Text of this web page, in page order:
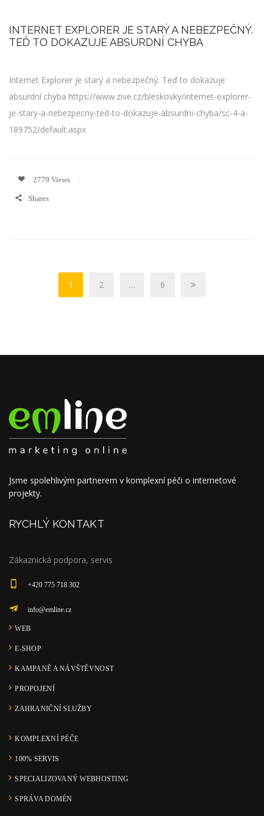
INTERNET EXPLORER JE STARÝ A NEBEZPEČNÝ.
TEĎ TO DOKAZUJE ABSURDNÍ CHYBA
Internet Explorer je starý a nebezpečný. Teď to dokazuje
absurdní chyba https://www.zive.cz/bleskovky/internet-explorer-
je-stary-a-nebezpecny-ted-to-dokazuje-absurdni-chyba/sc-4-a-
189752/default.aspx
2779 Views
Shares
1 2 … 6
Jsme spolehlivým partnerem v komplexní péči o internetové
projekty.
RYCHLÝ KONTAKT
Zákaznická podpora, servis
+420 775 718 302
info@emline.cz
WEB
E-SHOP
KAMPANĚ A NÁVŠTĚVNOST
PROPOJENÍ
ZAHRANIČNÍ SLUŽBY
KOMPLEXNÍ PÉČE
100% SERVIS
SPECIALIZOVANÝ WEBHOSTING
SPRÁVA DOMÉN